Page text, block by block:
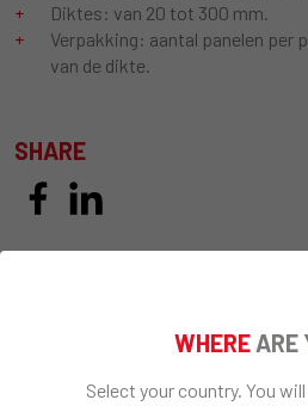
Diktes: van 20 tot 300 mm.
Verpakking: aantal panelen per
van de dikte.
SHARE
WHERE ARE
Select your country. You